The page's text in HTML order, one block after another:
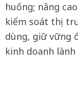
huống; nâng
kiểm soát thị
dùng, giữ vững
kinh doanh